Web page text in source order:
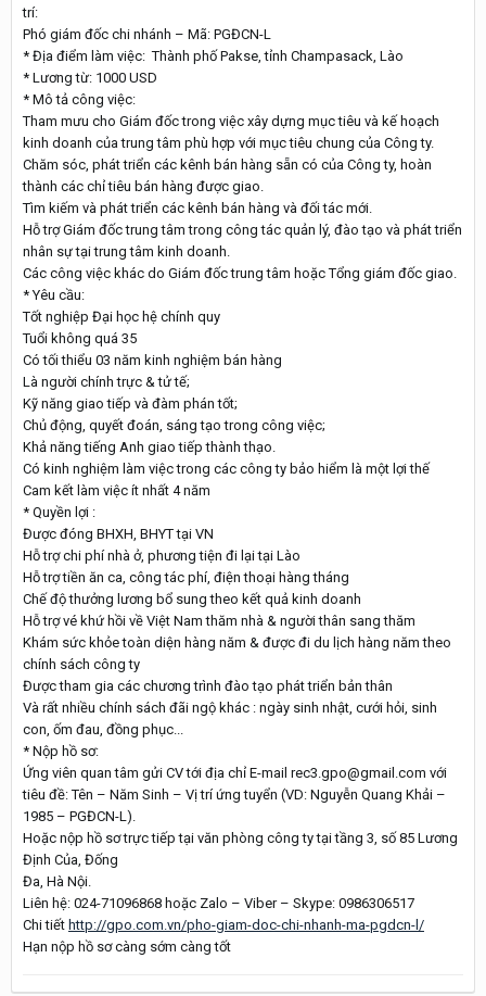
trí:
Phó giám đốc chi nhánh – Mã: PGĐCN-L
* Địa điểm làm việc: Thành phố Pakse, tỉnh Champasack, Lào
* Lương từ: 1000 USD
* Mô tả công việc:
Tham mưu cho Giám đốc trong việc xây dựng mục tiêu và kế hoạch
kinh doanh của trung tâm phù hợp với mục tiêu chung của Công ty.
Chăm sóc, phát triển các kênh bán hàng sẵn có của Công ty, hoàn
thành các chỉ tiêu bán hàng được giao.
Tìm kiếm và phát triển các kênh bán hàng và đối tác mới.
Hỗ trợ Giám đốc trung tâm trong công tác quản lý, đào tạo và phát triển
nhân sự tại trung tâm kinh doanh.
Các công việc khác do Giám đốc trung tâm hoặc Tổng giám đốc giao.
* Yêu cầu:
Tốt nghiệp Đại học hệ chính quy
Tuổi không quá 35
Có tối thiểu 03 năm kinh nghiệm bán hàng
Là người chính trực & tử tế;
Kỹ năng giao tiếp và đàm phán tốt;
Chủ động, quyết đoán, sáng tạo trong công việc;
Khả năng tiếng Anh giao tiếp thành thạo.
Có kinh nghiệm làm việc trong các công ty bảo hiểm là một lợi thế
Cam kết làm việc ít nhất 4 năm
* Quyền lợi :
Được đóng BHXH, BHYT tại VN
Hỗ trợ chi phí nhà ở, phương tiện đi lại tại Lào
Hỗ trợ tiền ăn ca, công tác phí, điện thoại hàng tháng
Chế độ thưởng lương bổ sung theo kết quả kinh doanh
Hỗ trợ vé khứ hồi về Việt Nam thăm nhà & người thân sang thăm
Khám sức khỏe toàn diện hàng năm & được đi du lịch hàng năm theo
chính sách công ty
Được tham gia các chương trình đào tạo phát triển bản thân
Và rất nhiều chính sách đãi ngộ khác : ngày sinh nhật, cưới hỏi, sinh
con, ốm đau, đồng phục...
* Nộp hồ sơ:
Ứng viên quan tâm gửi CV tới địa chỉ E-mail rec3.gpo@gmail.com với
tiêu đề: Tên – Năm Sinh – Vị trí ứng tuyển (VD: Nguyễn Quang Khải –
1985 – PGĐCN-L).
Hoặc nộp hồ sơ trực tiếp tại văn phòng công ty tại tầng 3, số 85 Lương
Định Của, Đống
Đa, Hà Nội.
Liên hệ: 024-71096868 hoặc Zalo – Viber – Skype: 0986306517
Chi tiết http://gpo.com.vn/pho-giam-doc-chi-nhanh-ma-pgdcn-l/
Hạn nộp hồ sơ càng sớm càng tốt